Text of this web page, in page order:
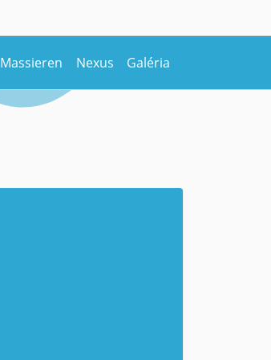
Massieren Nexus Galéria